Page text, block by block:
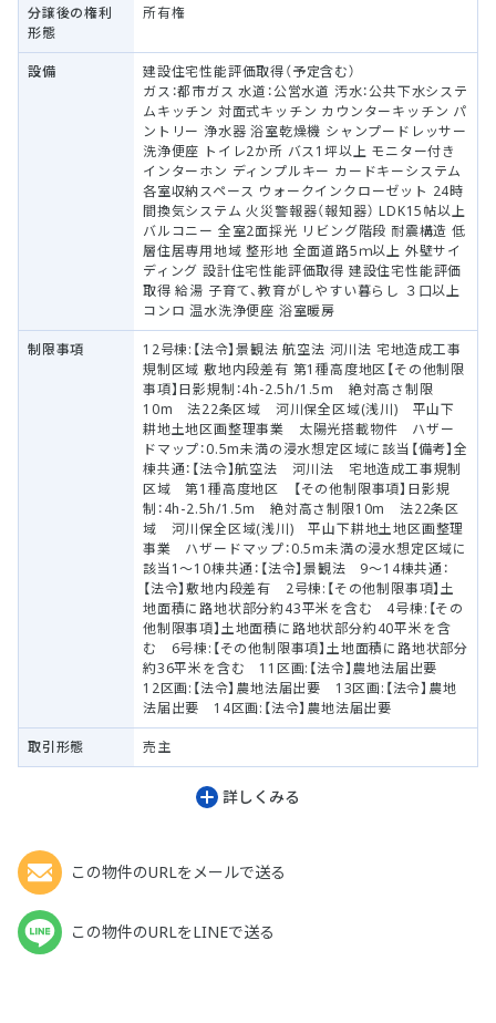
分譲後の権利
形態
所有権
設備
建設住宅性能評価取得（予定含む）
ガス：都市ガス 水道：公営水道 汚水：公共下水システ
ムキッチン 対面式キッチン カウンターキッチン パ
ントリー 浄水器 浴室乾燥機 シャンプードレッサー
洗浄便座 トイレ2か所 バス1坪以上 モニター付き
インターホン ディンプルキー カードキーシステム
各室収納スペース ウォークインクローゼット 24時
間換気システム 火災警報器（報知器） LDK15帖以上
バルコニー 全室2面採光 リビング階段 耐震構造 低
層住居専用地域 整形地 全面道路5ｍ以上 外壁サイ
ディング 設計住宅性能評価取得 建設住宅性能評価
取得 給湯 子育て、教育がしやすい暮らし ３口以上
コンロ 温水洗浄便座 浴室暖房
制限事項
12号棟:【法令】景観法 航空法 河川法 宅地造成工事
規制区域 敷地内段差有 第1種高度地区【その他制限
事項】日影規制：4h-2.5h/1.5m 絶対高さ制限
10m 法22条区域 河川保全区域(浅川) 平山下
耕地土地区画整理事業 太陽光搭載物件 ハザー
ドマップ：0.5m未満の浸水想定区域に該当【備考】全
棟共通：【法令】航空法 河川法 宅地造成工事規制
区域 第1種高度地区 【その他制限事項】日影規
制：4h-2.5h/1.5m 絶対高さ制限10m 法22条区
域 河川保全区域(浅川) 平山下耕地土地区画整理
事業 ハザードマップ：0.5m未満の浸水想定区域に
該当1～10棟共通：【法令】景観法 9～14棟共通：
【法令】敷地内段差有 2号棟:【その他制限事項】土
地面積に路地状部分約43平米を含む 4号棟:【その
他制限事項】土地面積に路地状部分約40平米を含
む 6号棟:【その他制限事項】土地面積に路地状部分
約36平米を含む 11区画:【法令】農地法届出要
12区画:【法令】農地法届出要 13区画:【法令】農地
法届出要 14区画:【法令】農地法届出要
取引形態 売主
詳しくみる
この物件のURLをメールで送る
この物件のURLをLINEで送る